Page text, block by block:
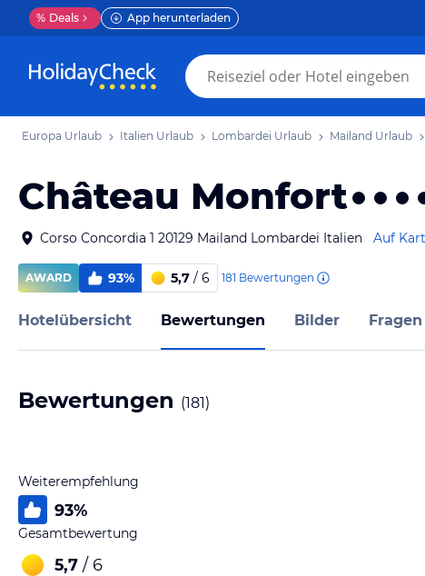
% Deals App herunterladen
Europa Urlaub Italien Urlaub Lombardei Urlaub Mailand Urlaub
Château Monfort
Corso Concordia 1 20129 Mailand Lombardei Italien Auf
AWARD 93% 5,7 / 6 181 Bewertungen
Hotelübersicht Bewertungen Bilder Fragen
Bewertungen (181)
Weiterempfehlung
93%
Gesamtbewertung
5,7 / 6